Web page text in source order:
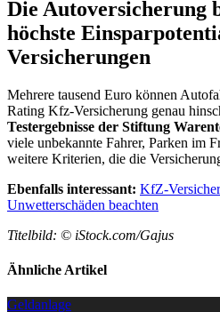
Die Autoversicherung
höchste
Versicherungen
Mehrere tausend Euro können
Rating Kfz-Versicherung genau
Testergebnisse der Stiftung
viele unbekannte Fahrer, Parken im
weitere Kriterien, die die
Ebenfalls interessant: KfZ-
Unwetterschäden beachten
Titelbild: © iStock.com/Gajus
Ähnliche Artikel
Geldanlage